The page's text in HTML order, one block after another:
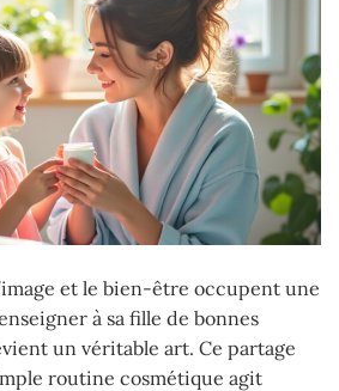
et le bien-être occupent une
à sa fille de bonnes
un véritable art. Ce partage
routine cosmétique agit